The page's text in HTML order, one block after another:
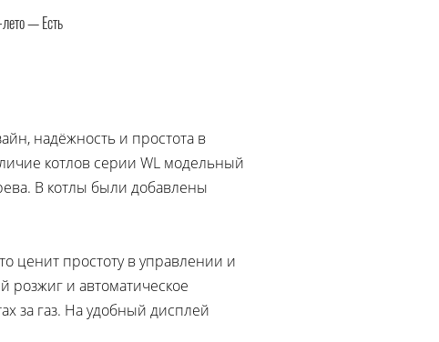
— Есть
надёжность и простота в
котлов серии WL модельный
В котлы были добавлены
ценит простоту в управлении и
розжиг и автоматическое
за газ. На удобный дисплей